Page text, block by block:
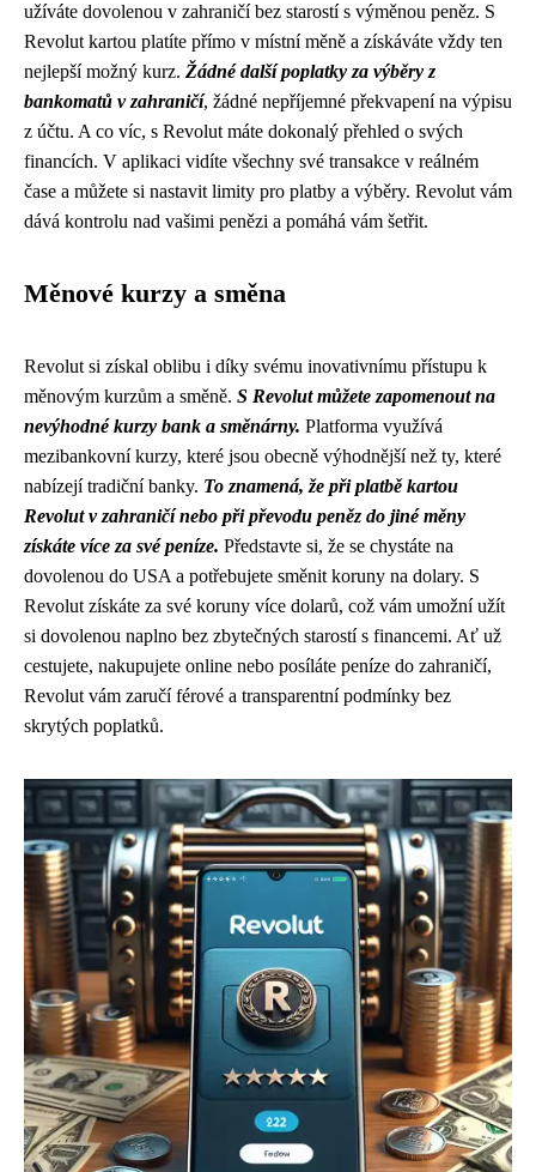
užíváte dovolenou v zahraničí bez starostí s výměnou peněz. S
Revolut kartou platíte přímo v místní měně a získáváte vždy ten
nejlepší možný kurz. Žádné další poplatky za výběry z
bankomatů v zahraničí, žádné nepříjemné překvapení na výpisu
z účtu. A co víc, s Revolut máte dokonalý přehled o svých
financích. V aplikaci vidíte všechny své transakce v reálném
čase a můžete si nastavit limity pro platby a výběry. Revolut vám
dává kontrolu nad vašimi penězi a pomáhá vám šetřit.
Měnové kurzy a směna
Revolut si získal oblibu i díky svému inovativnímu přístupu k
měnovým kurzům a směně. S Revolut můžete zapomenout na
nevýhodné kurzy bank a směnárny. Platforma využívá
mezibankovní kurzy, které jsou obecně výhodnější než ty, které
nabízejí tradiční banky. To znamená, že při platbě kartou
Revolut v zahraničí nebo při převodu peněz do jiné měny
získáte více za své peníze. Představte si, že se chystáte na
dovolenou do USA a potřebujete směnit koruny na dolary. S
Revolut získáte za své koruny více dolarů, což vám umožní užít
si dovolenou naplno bez zbytečných starostí s financemi. Ať už
cestujete, nakupujete online nebo posíláte peníze do zahraničí,
Revolut vám zaručí férové a transparentní podmínky bez
skrytých poplatků.